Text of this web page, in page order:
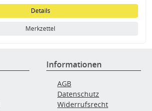
Details
Merkzettel
Informationen
AGB
Datenschutz
Widerrufsrecht